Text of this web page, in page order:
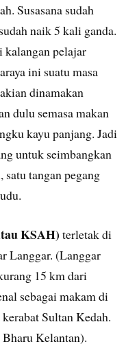
Susasana sudah
naik 5 kali ganda.
kalangan pelajar
ini suatu masa
dinamakan
dulu semasa makan
kayu panjang. Jadi
untuk seimbangkan
tangan pegang
KSAH)terletak di
Langgar. (Langgar
15 km dari
sebagai makam di
Sultan Kedah.
Kelantan).